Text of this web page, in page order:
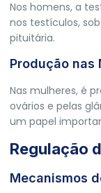
Nos homens, a
nos testículos,
pituitária.
Produção nas
Nas mulheres, é
ovários e pelas
um papel
Regulação
Mecanismos